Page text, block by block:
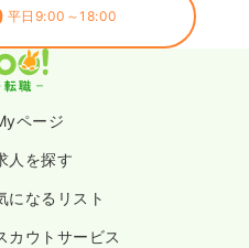
平日9:00～18:00
ページ
人を探す
になるリスト
カウトサービス